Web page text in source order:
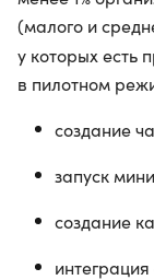
(малого и
у которых есть
в пилотном
создание
запуск
создание